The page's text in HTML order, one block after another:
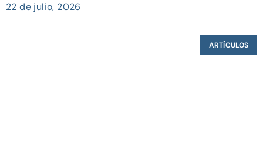
22 de julio, 2026
ARTÍCULOS